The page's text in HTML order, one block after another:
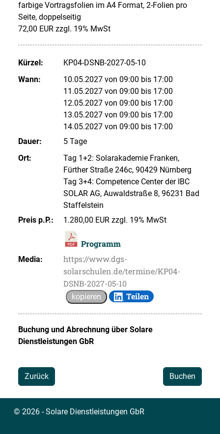
farbige Vortragsfolien im A4 Format, 2-Folien pro
Seite, doppelseitig
72,00 EUR zzgl. 19% MwSt
Kürzel:
KP04-DSNB-2027-05-10
Wann:
10.05.2027 von 09:00 bis 17:00
11.05.2027 von 09:00 bis 17:00
12.05.2027 von 09:00 bis 17:00
13.05.2027 von 09:00 bis 17:00
14.05.2027 von 09:00 bis 17:00
Dauer:
5 Tage
Ort:
Tag 1+2: Solarakademie Franken,
Fürther Straße 246c, 90429 Nürnberg
Tag 3+4: Competence Center der IBC
SOLAR AG, Auwaldstraße 8, 96231 Bad
Staffelstein
Preis p.P.:
1.280,00 EUR zzgl. 19% MwSt
Programm
Media:
https://www.dgs-
solarschulen.de/termine/KP04-
DSNB-2027-05-10
kopieren Teilen
Buchung und Abrechnung über Solare
Dienstleistungen GbR
Zurück Buchen
© 2026 - Solare Dienstleistungen GbR